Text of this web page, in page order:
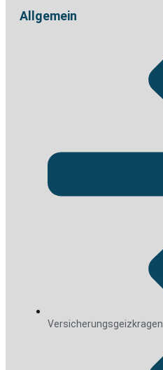
Allgemein
Versicherungsgeizkragen